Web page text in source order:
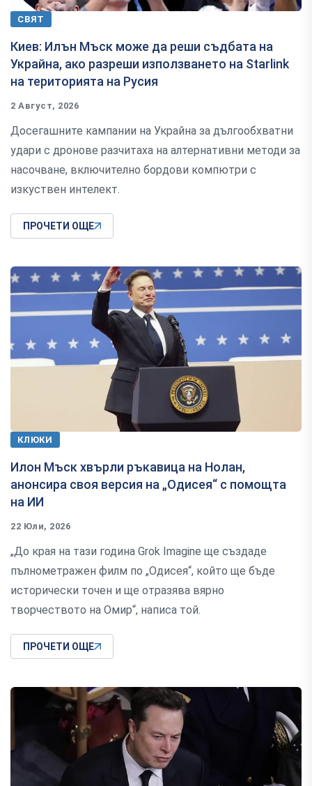
СВЯТ
Киев: Илън Мъск може да реши съдбата на
Украйна, ако разреши използването на Starlink
на територията на Русия
2 Август, 2026
Досегашните кампании на Украйна за дългообхватни
удари с дронове разчитаха на алтернативни методи за
насочване, включително бордови компютри с
изкуствен интелект.
ПРОЧЕТИ ОЩЕ
КЛЮКИ
Илон Мъск хвърли ръкавица на Нолан,
анонсира своя версия на „Одисея“ с помощта
на ИИ
22 Юли, 2026
„До края на тази година Grok Imagine ще създаде
пълнометражен филм по „Одисея“, който ще бъде
исторически точен и ще отразява вярно
творчеството на Омир“, написа той.
ПРОЧЕТИ ОЩЕ